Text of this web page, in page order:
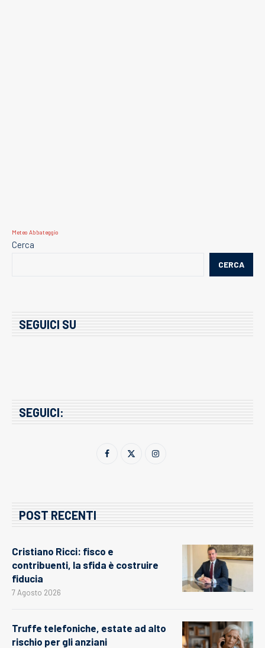
Meteo Abbateggio
Cerca
CERCA
SEGUICI SU
SEGUICI:
POST RECENTI
Cristiano Ricci: fisco e
contribuenti, la sfida è costruire
fiducia
7 Agosto 2026
Truffe telefoniche, estate ad alto
rischio per gli anziani